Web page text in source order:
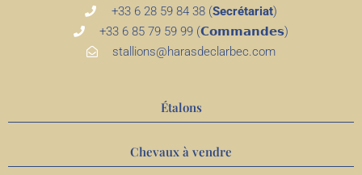
+33 6 28 59 84 38 (Secrétariat)
+33 6 85 79 59 99 (𝗖𝗼𝗺𝗺𝗮𝗻𝗱𝗲𝘀)
stallions@harasdeclarbec.com
Étalons
Chevaux à vendre